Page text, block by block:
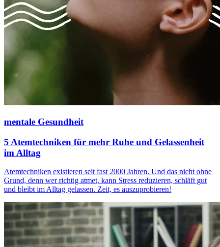
mentale Gesundheit
5 Atemtechniken für mehr Ruhe und Gelassenheit
im Alltag
Atemtechniken existieren seit fast 2000 Jahren. Und das nicht ohne
Grund, denn wer richtig atmet, kann Stress reduzieren, schläft gut
und bleibt im Alltag gelassen. Zeit, es auszuprobieren!